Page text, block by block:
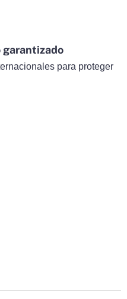
para proteger